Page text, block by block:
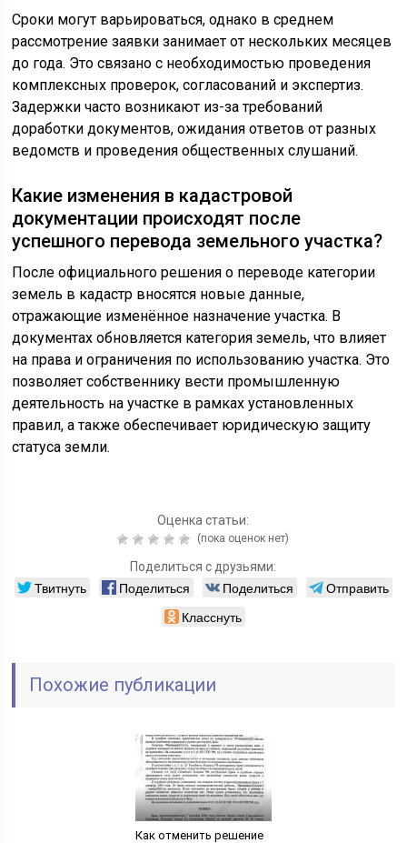
Сроки могут варьироваться, однако в среднем
рассмотрение заявки занимает от нескольких месяцев
до года. Это связано с необходимостью проведения
комплексных проверок, согласований и экспертиз.
Задержки часто возникают из-за требований
доработки документов, ожидания ответов от разных
ведомств и проведения общественных слушаний.
Какие изменения в кадастровой
документации происходят после
успешного перевода земельного участка?
После официального решения о переводе категории
земель в кадастр вносятся новые данные,
отражающие изменённое назначение участка. В
документах обновляется категория земель, что влияет
на права и ограничения по использованию участка. Это
позволяет собственнику вести промышленную
деятельность на участке в рамках установленных
правил, а также обеспечивает юридическую защиту
статуса земли.
Оценка статьи:
(пока оценок нет)
Поделиться с друзьями:
Твитнуть Поделиться Поделиться
Отправить
Класснуть
Похожие публикации
Как отменить решение